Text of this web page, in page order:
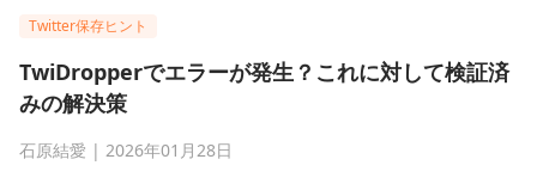
Twitter保存ヒント
TwiDropperでエラーが発生？これに対して検証済
みの解決策
石原結愛 | 2026年01月28日